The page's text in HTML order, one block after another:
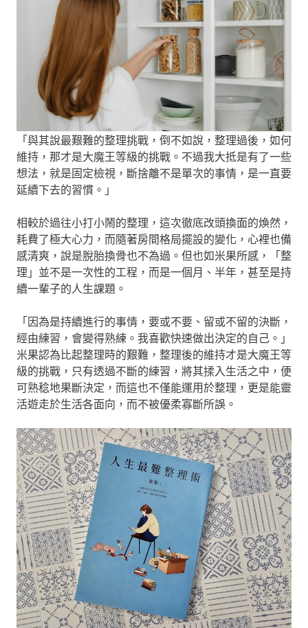
「與其說最艱難的整理挑戰，倒不如說，整理過後，如何
維持，那才是大魔王等級的挑戰。不過我大抵是有了一些
想法，就是固定檢視，斷捨離不是單次的事情，是一直要
延續下去的習慣。」
相較於過往小打小鬧的整理，這次徹底改頭換面的煥然，
耗費了極大心力，而隨著房間格局擺設的變化，心裡也備
感清爽，說是脫胎換骨也不為過。但也如米果所感，「整
理」並不是一次性的工程，而是一個月、半年，甚至是持
續一輩子的人生課題。
「因為是持續進行的事情，要或不要、留或不留的決斷，
經由練習，會變得熟練。我喜歡快速做出決定的自己。」
米果認為比起整理時的艱難，整理後的維持才是大魔王等
級的挑戰，只有透過不斷的練習，將其揉入生活之中，便
可熟稔地果斷決定，而這也不僅能運用於整理，更是能靈
活遊走於生活各面向，而不被優柔寡斷所誤。